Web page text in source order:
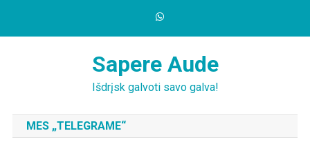
Sapere Aude
Išdrįsk galvoti savo galva!
MES „TELEGRAME“